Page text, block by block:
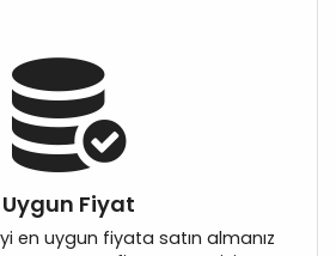
Uygun Fiyat
en uygun fiyata satın almanız